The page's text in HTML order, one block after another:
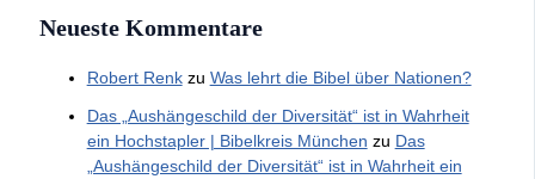
Neueste Kommentare
Robert Renkzu Was lehrt die Bibel über Nationen?
Das „Aushängeschild der Diversität“ ist in Wahrheit
ein Hochstapler | Bibelkreis München zu Das
„Aushängeschild der Diversität“ ist in Wahrheit ein